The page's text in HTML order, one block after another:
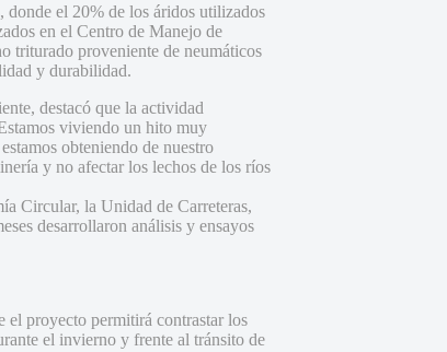
donde el 20% de los áridos utilizados
en el Centro de Manejo de
triturado proveniente de neumáticos
y durabilidad.
destacó que la actividad
viviendo un hito muy
obteniendo de nuestro
y no afectar los lechos de los ríos
Circular, la Unidad de Carreteras,
desarrollaron análisis y ensayos
el proyecto permitirá contrastar los
el invierno y frente al tránsito de